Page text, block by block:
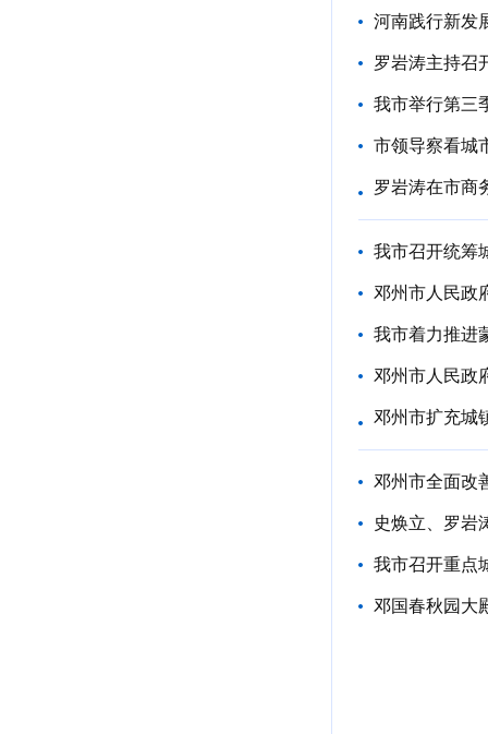
河南践行新发
罗岩涛主持召
我市举行第三
市领导察看城
罗岩涛在市商
我市召开统筹
邓州市人民政
我市着力推进
邓州市扩充城
邓州市全面改
史焕立、罗岩
我市召开重点
邓国春秋园大